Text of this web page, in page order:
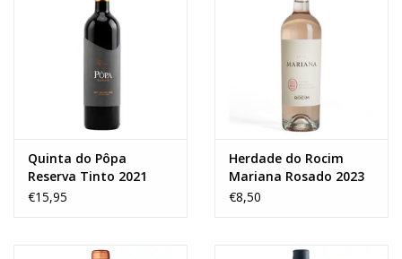
Quinta do Pôpa
Reserva Tinto 2021
€15,95
Herdade do Rocim
Mariana Rosado 2023
€8,50